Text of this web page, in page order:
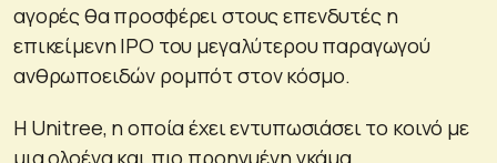
αγορές θα προσφέρει στους επενδυτές η
επικείμενη IPO του μεγαλύτερου παραγωγού
ανθρωποειδών ρομπότ στον κόσμο.
Η Unitree, η οποία έχει εντυπωσιάσει το κοινό με
μια ολοένα και πιο προηγμένη γκάμα